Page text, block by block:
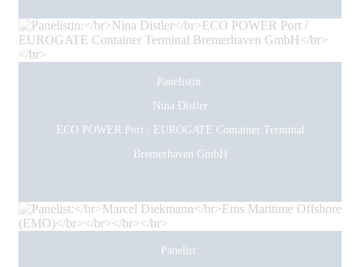
Panelistin:
Nina Distler
ECO POWER Port / EUROGATE Container Terminal
Bremerhaven GmbH
Panelist: